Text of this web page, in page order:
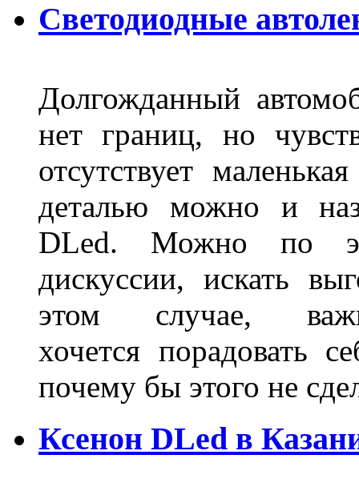
Светодиодные
Долгожданный
нет границ, но
отсутствует
деталью можно и
DLed. Можно по
дискуссии, искать
этом случае,
хочется порадовать
почему бы этого не
Ксенон DLed в